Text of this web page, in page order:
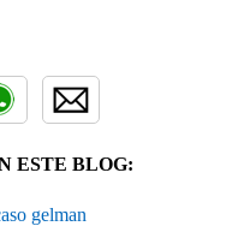
ESTE BLOG:
gelman